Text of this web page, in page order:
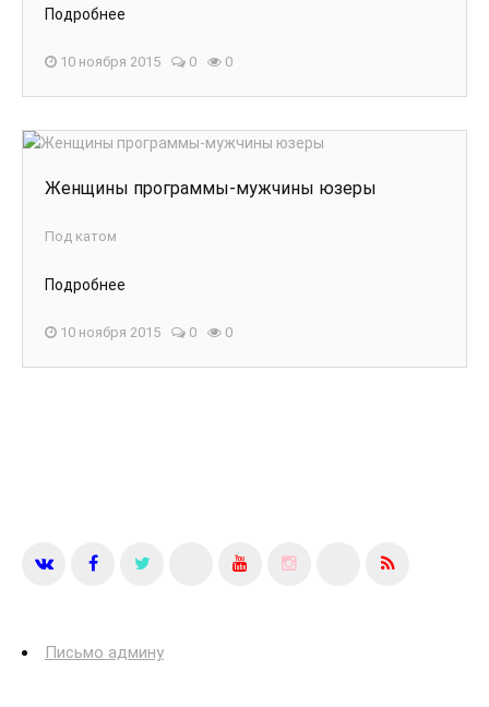
Подробнее
10 ноября 2015 0 0
Женщины программы-мужчины юзеры
Под катом
Подробнее
10 ноября 2015 0 0
Письмо админу